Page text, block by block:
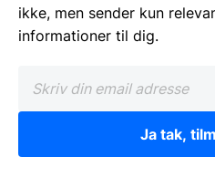
ikke, men sender kun
informationer til dig.
Ja tak,